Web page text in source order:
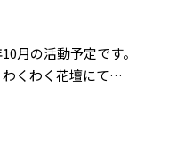
活動予定です。
くわく花壇にて…